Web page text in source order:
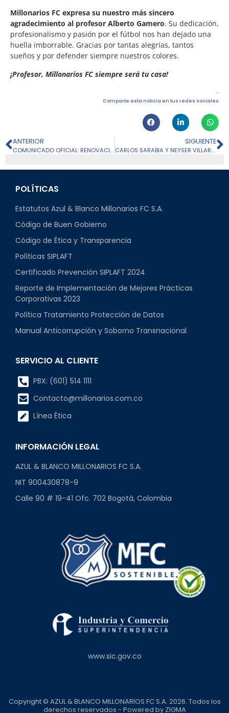
Millonarios FC expresa su nuestro más sincero
agradecimiento al profesor Alberto Gamero. Su dedicación,
profesionalismo y pasión por el fútbol nos han dejado una
huella imborrable. Gracias por tantas alegrías, tantos
sueños y por defender siempre nuestros colores.
¡Profesor, Millonarios FC siempre será tu casa!
Comparte esta noticia en tus redes sociales
ANTERIOR
COMUNICADO OFICIAL: RENOVACIÓN DAVID M. SILVA
SIGUIENTE
CARLOS SARABIA Y NEYSER VILLARREAL, CONVOCADOS AL SUDAMERICANO SUB-20
POLÍTICAS
Estatutos Azul & Blanco Millonarios FC S.A.
Código de Buen Gobierno
Código de Ética y Transparencia
Políticas SIPLAFT
Certificado Prevención SIPLAFT 2024
Reporte de Implementación de Mejores Prácticas
Corporativas 2023
Política Tratamiento Protección de Datos
Manual Anticorrupción y Soborno Transnacional
SERVICIO AL CLIENTE
PBX: (601) 514 1111
Contacto@millonarios.com.co
Línea Ética
INFORMACIÓN LEGAL
AZUL & BLANCO MILLONARIOS FC S.A.
NIT 900430878-9
Calle 90 # 19-41 Ofc. 702 Bogotá, Colombia
www.sic.gov.co
Copyright © AZUL & BLANCO MILLONARIOS FC S.A. 2026. Todos los
derechos reservados - Powered by ZIGMA